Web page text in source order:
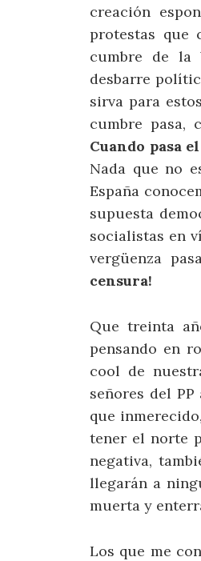
creación
protestas que
cumbre de la
desbarre
sirva para
cumbre pasa,
Cuando pasa
Nada que no
España
supuesta
socialistas en
vergüenza
censura!
Que treinta
pensando en
cool de
señores del
que
tener el norte
negativa,
llegarán a
muerta y
Los que me